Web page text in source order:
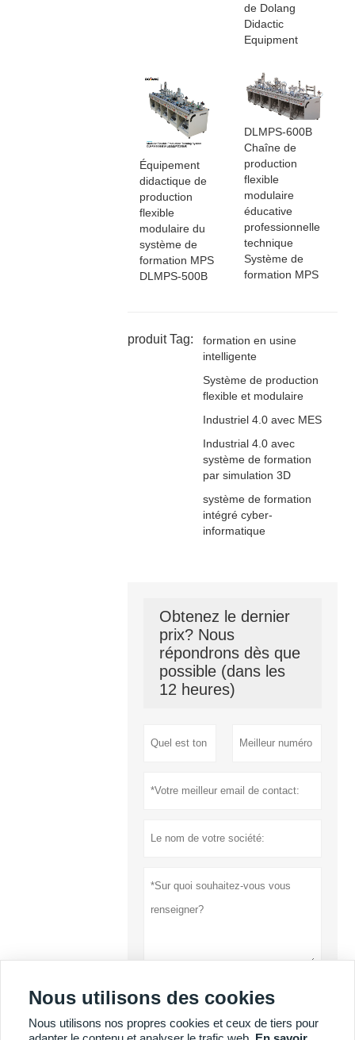
de Dolang
Didactic
Equipment
Équipement
didactique de
production
flexible
modulaire du
système de
formation MPS
DLMPS-500B
DLMPS-600B
Chaîne de
production
flexible
modulaire
éducative
professionnelle
technique
Système de
formation MPS
produit Tag:
formation en usine
intelligente
Système de production
flexible et modulaire
Industriel 4.0 avec MES
Industrial 4.0 avec
système de formation
par simulation 3D
système de formation
intégré cyber-
informatique
Obtenez le dernier
prix? Nous
répondrons dès que
possible (dans les
12 heures)
soumettre
Politique de
Nous utilisons des cookies
Nous utilisons nos propres cookies et ceux de tiers pour